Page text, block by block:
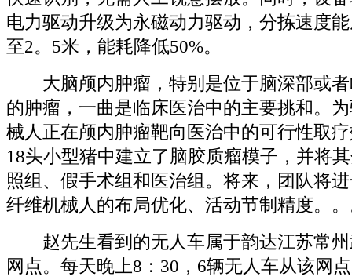
电力驱动升级为永磁动力驱动，分拣速度
至2。5米，能耗降低50%。
大脑颅内肿瘤，特别是位于脑深部或者
的肿瘤，一曲是临床医治中的主要挑和。
械人正在颅内肿瘤靶向医治中的可行性取
18头小型猪中建立了脑胶质瘤模子，并将
照组、假手术组和医治组。将来，团队将
纤维机械人的布局优化、活动节制精度。
赵先生看到的无人车属于韵达江苏常州
网点。每天晚上8：30，6辆无人车从该网